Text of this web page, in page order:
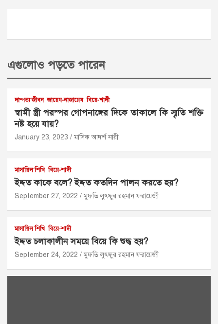
এগুলোও পড়তে পারেন
দাম্পত্য জীবন জায়েয-নাজায়েয বিয়ে-শাদী
স্বামী স্ত্রী পরস্পর গোপনাঙ্গের দিকে তাকালে কি স্মৃতি শক্তি
নষ্ট হয়ে যায়?
January 23, 2023 মাসিক আদর্শ নারী
মাসায়িল শিখি বিয়ে-শাদী
ইদ্দত কাকে বলে? ইদ্দত কতদিন পালন করতে হয়?
September 27, 2022 মুফতি লুৎফুর রহমান ফরায়েজী
মাসায়িল শিখি বিয়ে-শাদী
ইদ্দত চলাকালীন সময়ে বিয়ে কি শুদ্ধ হয়?
September 24, 2022 মুফতি লুৎফুর রহমান ফরায়েজী